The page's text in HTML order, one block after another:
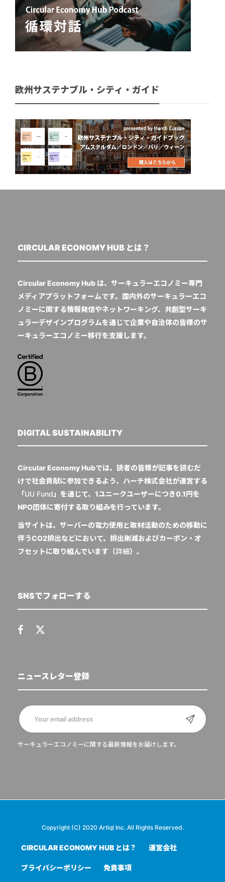
欧州サステナブル・シティ・ガイド
CIRCULAR ECONOMY HUB とは？
Circular Economy Hub は、サーキュラーエコノミー専門
メディアプラットフォームです。国内外のサーキュラーエコ
ノミーに関する情報発信やネットワーキング、共創型サーキ
ュラーデザインプログラムを通じて企業や自治体の皆様のサ
ーキュラーエコノミー移行を支援します。
DIGITAL SUSTAINABILITY
Circular Economy Hubでは、読者の皆様が記事を読むだ
けで社会貢献に参加できるよう、ハーチ株式会社が運営する
「UU Fund 」を通じて、1ユニークユーザーにつき0.1円を
NPO団体に寄付する取り組みを行っています。
当サイトは、サーバーの電力使用と取材活動のための移動に
伴うCO2排出などにおいて、排出削減およびカーボン・オ
フセットに取り組んでいます（詳細）。
SNSでフォローする
ニュースレター登録
サーキュラーエコノミーに関する最新情報をお届けします。
Copyright (C) 2020 Artiql Inc. All Rights Reserved.
CIRCULAR ECONOMY HUB とは？ 運営会社
プライバシーポリシー 免責事項